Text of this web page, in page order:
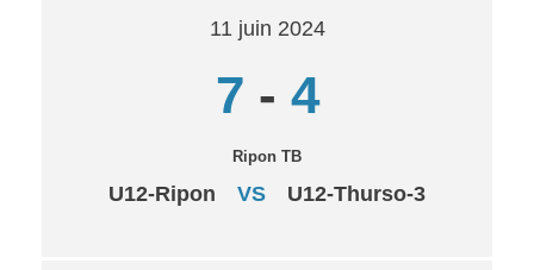
11 juin 2024
7 - 4
Ripon TB
U12-Ripon VS U12-Thurso-3